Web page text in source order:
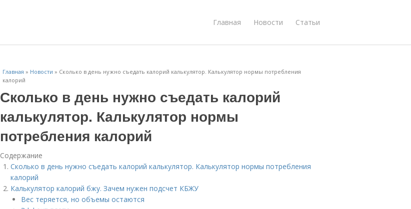
Главная Новости Статьи
Главная » Новости » Сколько в день нужно съедать калорий калькулятор. Калькулятор нормы потребления
калорий
Сколько в день нужно съедать калорий
калькулятор. Калькулятор нормы
потребления калорий
Содержание
Сколько в день нужно съедать калорий калькулятор. Калькулятор нормы потребления
калорий
Калькулятор калорий бжу. Зачем нужен подсчет КБЖУ
Вес теряется, но объемы остаются